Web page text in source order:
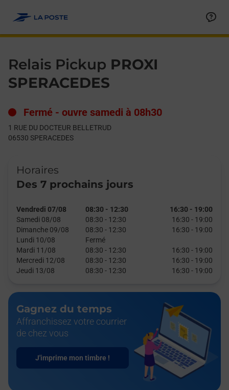
Relais Pickup PROXI
SPERACEDES
Fermé - ouvre samedi à 08h30
1 RUE DU DOCTEUR BELLETRUD
06530 SPERACEDES
Horaires
Des 7 prochains jours
Vendredi 07/08 08:30 - 12:30 16:30 - 19:00
Samedi 08/08
08:30 - 12:30 16:30 - 19:00
Dimanche 09/08
08:30 - 12:30 16:30 - 19:00
Lundi 10/08
Fermé
Mardi 11/08
08:30 - 12:30 16:30 - 19:00
Mercredi 12/08
08:30 - 12:30 16:30 - 19:00
Jeudi 13/08
08:30 - 12:30 16:30 - 19:00
Gagnez du temps
Affranchissez votre courrier
de chez vous
J'imprime mon timbre !